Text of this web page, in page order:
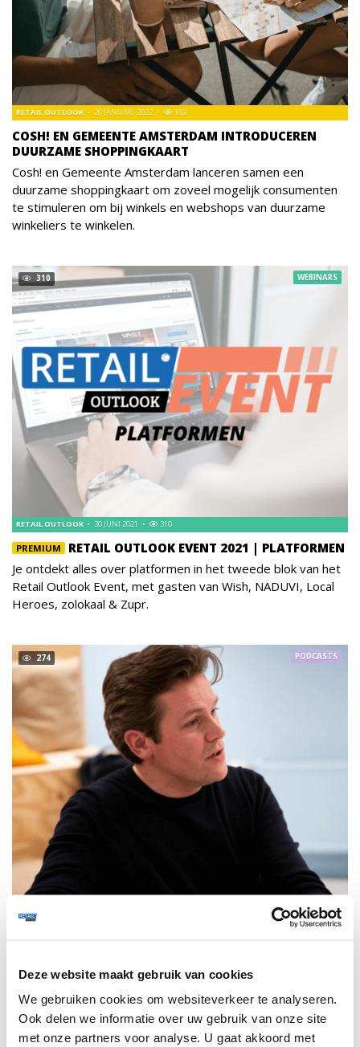
Deze website maakt gebruik van cookies
We gebruiken cookies om websiteverkeer te analyseren.
Ook delen we informatie over uw gebruik van onze site
met onze partners voor analyse. U gaat akkoord met
COSH! EN GEMEENTE AMSTERDAM INTRODUCEREN
DUURZAME SHOPPINGKAART
RETAIL OUTLOOK 26 JANUARI 2022 180
Cosh! en Gemeente Amsterdam lanceren samen een
duurzame shoppingkaart om zoveel mogelijk consumenten
te stimuleren om bij winkels en webshops van duurzame
winkeliers te winkelen.
310
PREMIUM RETAIL OUTLOOK EVENT 2021 | PLATFORMEN
RETAIL OUTLOOK 30 JUNI 2021 310
WEBINARS
Je ontdekt alles over platformen in het tweede blok van het
Retail Outlook Event, met gasten van Wish, NADUVI, Local
Heroes, zolokaal & Zupr.
274
HET SUCCES VAN LOKALE PLATFORMEN
PODCASTS
352 BLOGS